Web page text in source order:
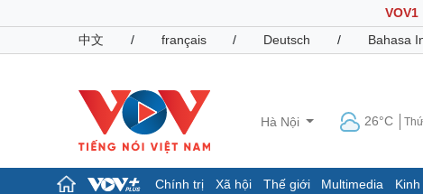
VOV1
中文
/ français / Deutsch / Bahasa
Hà Nội 26°C
Chính trị Xã hội Thế giới Multimedia